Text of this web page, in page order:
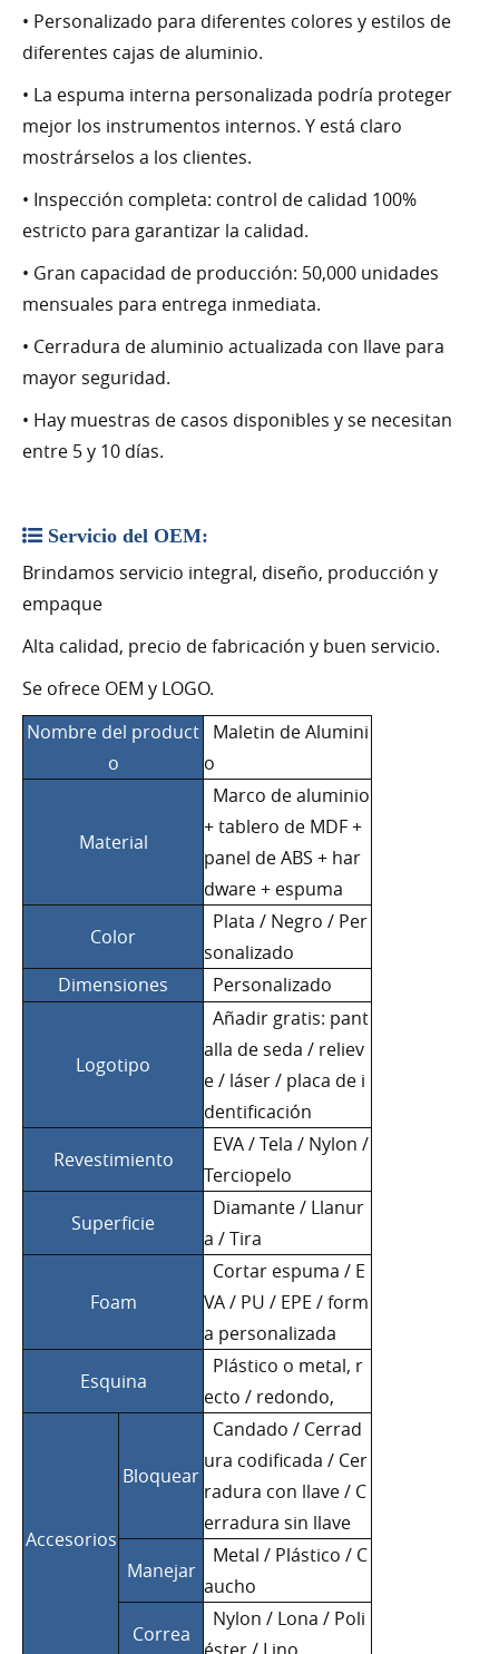
• Personalizado para diferentes colores y estilos de
diferentes cajas de aluminio.
• La espuma interna personalizada podría proteger
mejor los instrumentos internos. Y está claro
mostrárselos a los clientes.
• Inspección completa: control de calidad 100%
estricto para garantizar la calidad.
• Gran capacidad de producción: 50,000 unidades
mensuales para entrega inmediata.
• Cerradura de aluminio actualizada con llave para
mayor seguridad.
• Hay muestras de casos disponibles y se necesitan
entre 5 y 10 días.
Servicio del OEM:
Brindamos servicio integral, diseño, producción y
empaque
Alta calidad, precio de fabricación y buen servicio.
Se ofrece OEM y LOGO.
Nombre del product
o
Maletin de Alumini
o
Material
Marco de aluminio
+ tablero de MDF +
panel de ABS + har
dware + espuma
Color
Plata / Negro / Per
sonalizado
Dimensiones
Personalizado
Logotipo
Añadir gratis: pant
alla de seda / reliev
e / láser / placa de i
dentificación
Revestimiento
EVA / Tela / Nylon /
Terciopelo
Superficie
Diamante / Llanur
a / Tira
Foam
Cortar espuma / E
VA / PU / EPE / form
a personalizada
Esquina
Plástico o metal, r
ecto / redondo,
Accesorios
Bloquear
Candado / Cerrad
ura codificada / Cer
radura con llave / C
erradura sin llave
Manejar
Metal / Plástico / C
aucho
Correa
Nylon / Lona / Poli